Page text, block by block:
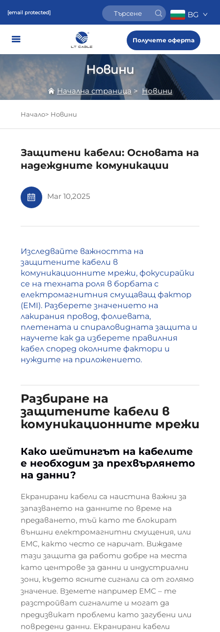
[email protected] BG
Получете оферта
Новини
Начална страница > Новини
Начало> Новини
Защитени кабели: Основата на
надеждните комуникации
Mar 10,2025
Изследвайте важността на
защитените кабели в
комуникационните мрежи, фокусирайки
се на техната роля в борбата с
електромагнитния смущаващ фактор
(EMI). Разберете значението на
лакирания провод, фолиевата,
плетената и спираловидната защита и
научете как да изберете правилния
кабел според околните фактори и
нуждите на приложението.
Разбиране на
защитените кабели в
комуникационните мрежи
Како шейтингът на кабелите
е необходим за прехвърлянето
на данни?
Екранирани кабели са наистина важни за
запазването на данните по време на
предаването, тъй като те блокират
външни електромагнитни смущения, или
ЕМС, както често се наричат. Виждаме
тази защита да работи добре на места
като центрове за данни и индустриални
зони, където ясните сигнали са от голямо
значение. Вземете например ЕМС – те
разстройват сигналите и могат да
предизвикат проблеми като загубени или
повредени данни. Екранирани кабели